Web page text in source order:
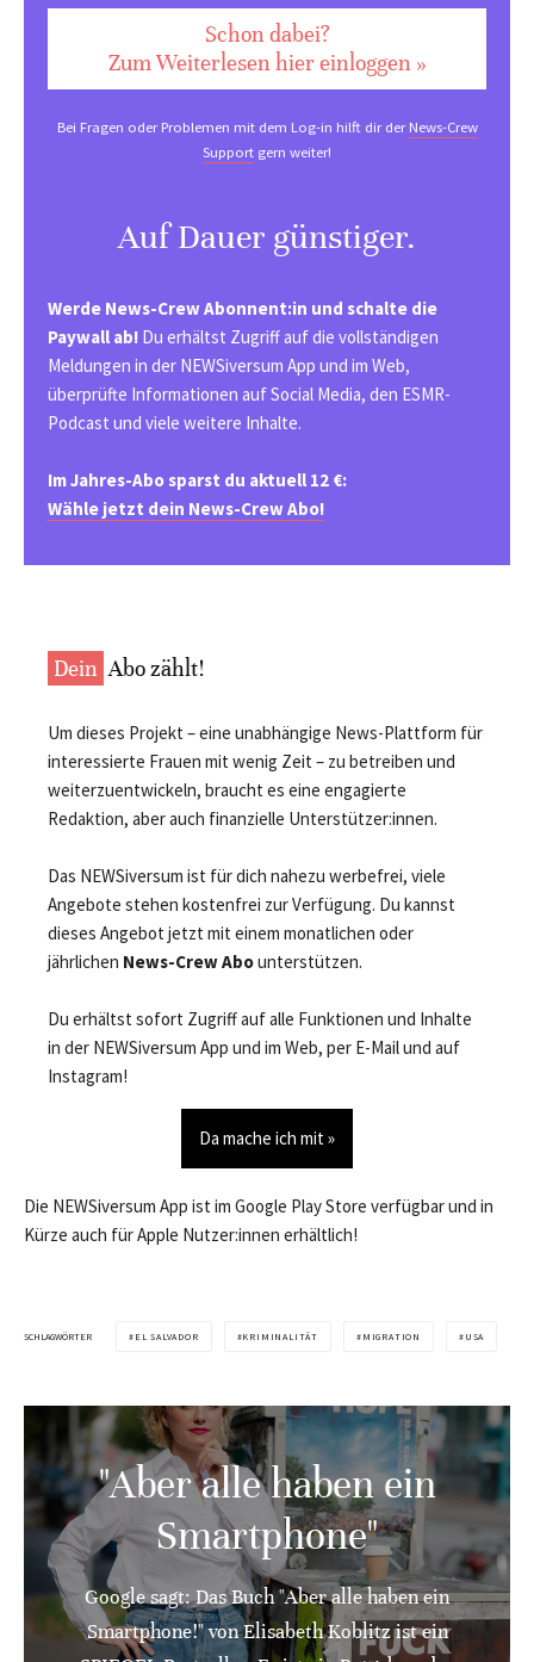
Schon dabei?
Zum Weiterlesen hier einloggen »
Bei Fragen oder Problemen mit dem Log-in hilft dir derNews-Crew
Support gern weiter!
Auf Dauer günstiger.
Werde News-Crew Abonnent:in und schalte die
Paywall ab! Du erhältst Zugriff auf die vollständigen
Meldungen in der NEWSiversum App und im Web,
überprüfte Informationen auf Social Media, den ESMR-
Podcast und viele weitere Inhalte.
Im Jahres-Abo sparst du aktuell 12 €:
Wähle jetzt dein News-Crew Abo!
Dein Abo zählt!
Um dieses Projekt – eine unabhängige News-Plattform für
interessierte Frauen mit wenig Zeit – zu betreiben und
weiterzuentwickeln, braucht es eine engagierte
Redaktion, aber auch finanzielle Unterstützer:innen.
Das NEWSiversum ist für dich nahezu werbefrei, viele
Angebote stehen kostenfrei zur Verfügung. Du kannst
dieses Angebot jetzt mit einem monatlichen oder
jährlichen News-Crew Abounterstützen.
Du erhältst sofort Zugriff auf alle Funktionen und Inhalte
in der NEWSiversum App und im Web, per E-Mail und auf
Instagram!
Da mache ich mit »
Die NEWSiversum App ist im Google Play Store verfügbar und in
Kürze auch für Apple Nutzer:innen erhältlich!
SCHLAGWÖRTER EL SALVADOR KRIMINALITÄT MIGRATION USA
"Aber alle haben ein
Smartphone"
Google sagt: Das Buch "Aber alle haben ein
Smartphone!" von Elisabeth Koblitz ist ein